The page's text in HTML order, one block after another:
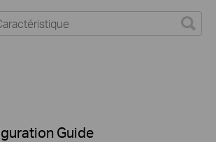
Guide